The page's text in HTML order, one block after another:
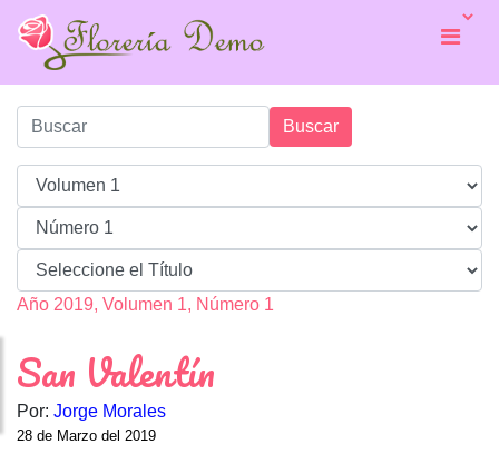
Buscar
Año 2019, Volumen 1, Número 1
San Valentín
Por: Jorge Morales
28 de Marzo del 2019